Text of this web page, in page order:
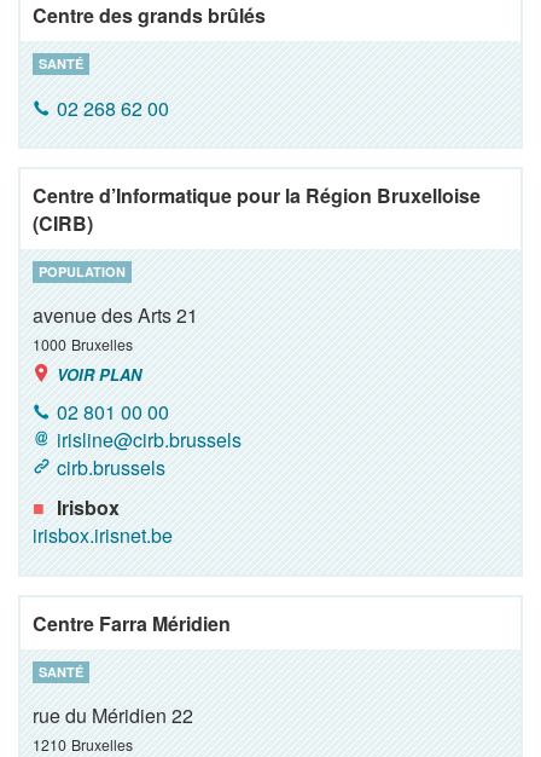
Centre des grands brûlés
SANTÉ
02 268 62 00
Centre d’Informatique pour la Région Bruxelloise
(CIRB)
POPULATION
avenue des Arts 21
1000 Bruxelles
VOIR PLAN
02 801 00 00
irisline@cirb.brussels
cirb.brussels
Irisbox
irisbox.irisnet.be
Centre Farra Méridien
SANTÉ
rue du Méridien 22
1210 Bruxelles